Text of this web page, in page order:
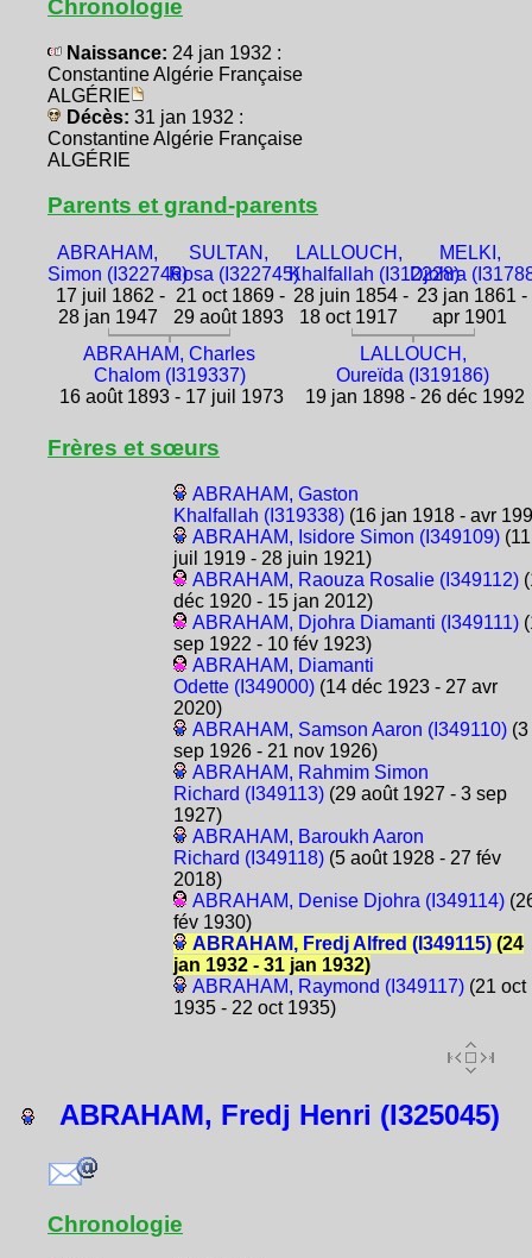
Chronologie
Naissance: 24 jan 1932 :
Constantine Algérie Française
ALGÉRIE
Décès: 31 jan 1932 :
Constantine Algérie Française
ALGÉRIE
Parents et grand-parents
ABRAHAM,
Simon (I322746)
17 juil 1862 -
28 jan 1947
SULTAN,
Rosa (I322745)
21 oct 1869 -
29 août 1893
LALLOUCH,
Khalfallah (I312228)
28 juin 1854 -
18 oct 1917
MELKI,
Djohra
23 jan 1861 -
apr 1901
ABRAHAM, Charles
Chalom (I319337)
16 août 1893 - 17 juil 1973
LALLOUCH,
Oureïda (I319186)
19 jan 1898 - 26 déc 1992
Frères et sœurs
ABRAHAM, Gaston
Khalfallah (I319338)(16 jan 1918 - avr
ABRAHAM, Isidore Simon (I349109)(11
juil 1919 - 28 juin 1921)
ABRAHAM, Raouza Rosalie (I349112)
déc 1920 - 15 jan 2012)
ABRAHAM, Djohra Diamanti (I349111)
sep 1922 - 10 fév 1923)
ABRAHAM, Diamanti
Odette (I349000)(14 déc 1923 - 27 avr
2020)
ABRAHAM, Samson Aaron (I349110)(3
sep 1926 - 21 nov 1926)
ABRAHAM, Rahmim Simon
Richard (I349113)(29 août 1927 - 3 sep
1927)
ABRAHAM, Baroukh Aaron
Richard (I349118)(5 août 1928 - 27 fév
2018)
ABRAHAM, Denise Djohra (I349114)
fév 1930)
ABRAHAM, Fredj Alfred (I349115)(24
jan 1932 - 31 jan 1932)
ABRAHAM, Raymond (I349117)(21 oct
1935 - 22 oct 1935)
ABRAHAM, Fredj Henri (I325045)
Chronologie